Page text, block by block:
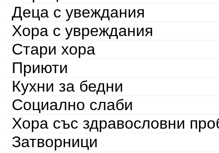
Деца с увеждания
Хора с увреждания
Стари хора
Приюти
Кухни за бедни
Социално слаби
Хора със здравословни
Затворници